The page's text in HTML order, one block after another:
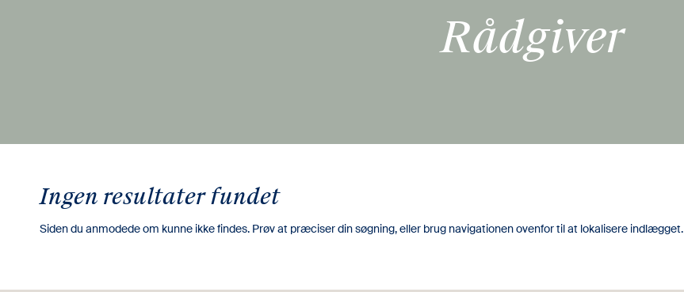
Rådgiver
Ingen resultater fundet
Siden du anmodede om kunne ikke findes. Prøv at præciser din søgning, eller brug navigationen ovenfor til at lokalisere indlægget.